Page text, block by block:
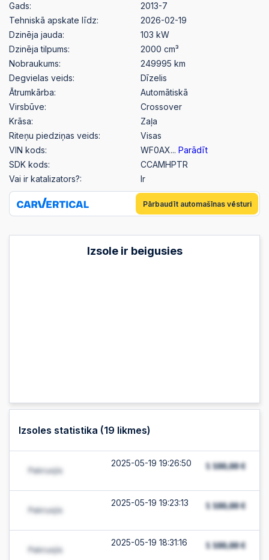
Gads:
2013-7
Tehniskā apskate līdz:
2026-02-19
Dzinēja jauda:
103 kW
Dzinēja tilpums:
2000 cm³
Nobraukums:
249995 km
Degvielas veids:
Dīzelis
Ātrumkārba:
Automātiskā
Virsbūve:
Crossover
Krāsa:
Zaļa
Riteņu piedziņas veids:
Visas
VIN kods:
WF0AX... Parādīt
SDK kods:
CCAMHPTR
Vai ir katalizators?:
Ir
Pārbaudīt automašīnas vēsturi
Izsole ir beigusies
Izsoles statistika (19 likmes)
2025-05-19 19:26:50
2025-05-19 19:23:13
2025-05-19 18:31:16